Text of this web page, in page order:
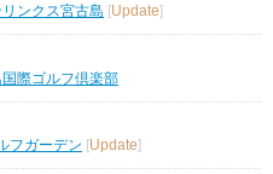
リンクス宮古島 [Update]
国際ゴルフ倶楽部
フガーデン [Update]